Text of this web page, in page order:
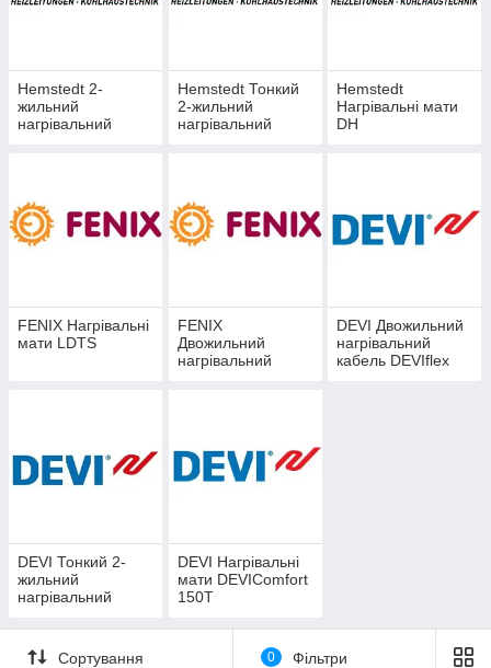
Hemstedt 2-
жильний
нагрівальний
Hemstedt Тонкий
2-жильний
нагрівальний
Hemstedt
Нагрівальні мати
DH
FENIX Нагрівальні
мати LDTS
FENIX
Двожильний
нагрівальний
DEVI Двожильний
нагрівальний
кабель DEVIflex
DEVI Тонкий 2-
жильний
нагрівальний
DEVIflex 10Т
DEVI Нагрівальні
мати DEVIComfort
150T
Сортування 0 Фільтри